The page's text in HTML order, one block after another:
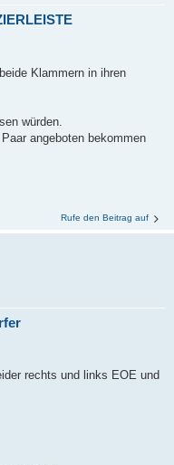
Klammern in ihren
würden.
angeboten bekommen
Rufe den Beitrag auf
rechts und links EOE und